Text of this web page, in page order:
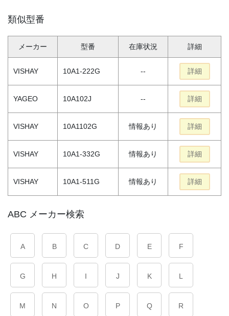
類似型番
メーカー 型番 在庫状況 詳細
VISHAY 10A1-222G -- 詳細
YAGEO 10A102J -- 詳細
VISHAY 10A1102G 情報あり 詳細
VISHAY 10A1-332G 情報あり 詳細
VISHAY 10A1-511G 情報あり 詳細
ABC メーカー検索
A B C D E F
G H I J K L
M N O P Q R